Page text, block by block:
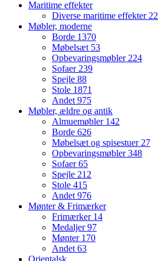
Maritime effekter
Diverse maritime effekter 22
Møbler, moderne
Borde 1370
Møbelsæt 53
Opbevaringsmøbler 224
Sofaer 239
Spejle 88
Stole 1871
Andet 975
Møbler, ældre og antik
Almuemøbler 142
Borde 626
Møbelsæt og spisestuer 27
Opbevaringsmøbler348
Sofaer65
Spejle 212
Stole 415
Andet 976
Mønter & Frimærker
Frimærker 14
Medaljer97
Mønter 170
Andet 63